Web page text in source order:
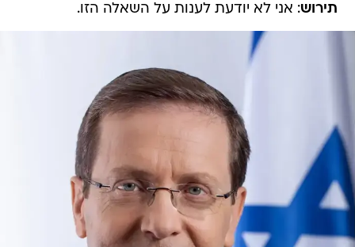
תירוש: אני לא יודעת לענות על השאלה הזו.